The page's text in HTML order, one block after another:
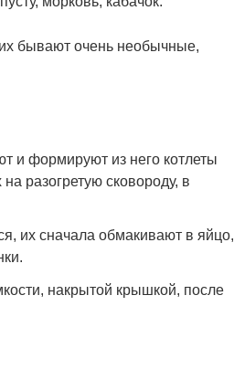
бывают очень необычные,
формируют из него котлеты
разогретую сковороду, в
их сначала обмакивают в яйцо,
накрытой крышкой, после